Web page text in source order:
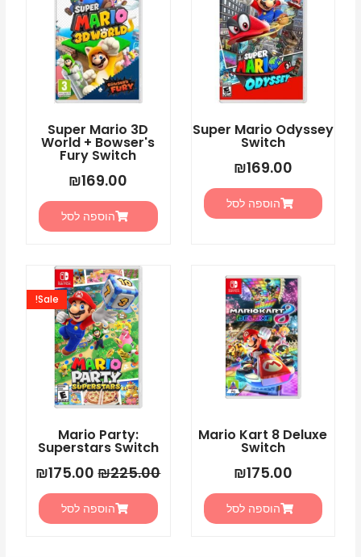
Super Mario Odyssey
Switch
₪169.00
הוספה לסל
Super Mario 3D
World + Bowser's
Fury Switch
₪169.00
הוספה לסל
Mario Kart 8 Deluxe
Switch
₪175.00
הוספה לסל
Mario Party:
Superstars Switch
Sale!
₪225.00
המחיר
המקורי
היה:
₪225.00.
₪175.00
הוא:
הוספה לסל